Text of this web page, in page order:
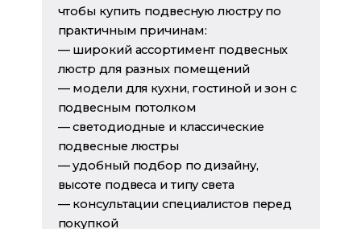
чтобы купить подвесную люстру по
практичным причинам:
— широкий ассортимент подвесных
люстр для разных помещений
— модели для кухни, гостиной и зон с
подвесным потолком
— светодиодные и классические
подвесные люстры
— удобный подбор по дизайну,
высоте подвеса и типу света
— консультации специалистов перед
покупкой